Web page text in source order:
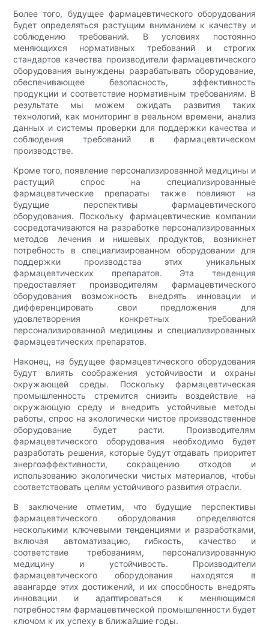
Более того, будущее фармацевтического оборудования
будет определяться растущим вниманием к качеству и
соблюдению требований. В условиях постоянно
меняющихся нормативных требований и строгих
стандартов качества производители фармацевтического
оборудования вынуждены разрабатывать оборудование,
обеспечивающее безопасность, эффективность
продукции и соответствие нормативным требованиям. В
результате мы можем ожидать развития таких
технологий, как мониторинг в реальном времени, анализ
данных и системы проверки для поддержки качества и
соблюдения требований в фармацевтическом
производстве.
Кроме того, появление персонализированной медицины и
растущий спрос на специализированные
фармацевтические препараты также повлияют на
будущие перспективы фармацевтического
оборудования. Поскольку фармацевтические компании
сосредотачиваются на разработке персонализированных
методов лечения и нишевых продуктов, возникнет
потребность в специализированном оборудовании для
поддержки производства этих уникальных
фармацевтических препаратов. Эта тенденция
предоставляет производителям фармацевтического
оборудования возможность внедрять инновации и
дифференцировать свои предложения для
удовлетворения конкретных требований
персонализированной медицины и специализированных
фармацевтических препаратов.
Наконец, на будущее фармацевтического оборудования
будут влиять соображения устойчивости и охраны
окружающей среды. Поскольку фармацевтическая
промышленность стремится снизить воздействие на
окружающую среду и внедрить устойчивые методы
работы, спрос на экологически чистое производственное
оборудование будет расти. Производителям
фармацевтического оборудования необходимо будет
разработать решения, которые будут отдавать приоритет
энергоэффективности, сокращению отходов и
использованию экологически чистых материалов, чтобы
соответствовать целям устойчивого развития отрасли.
В заключение отметим, что будущие перспективы
фармацевтического оборудования определяются
несколькими ключевыми тенденциями и разработками,
включая автоматизацию, гибкость, качество и
соответствие требованиям, персонализированную
медицину и устойчивость. Производители
фармацевтического оборудования находятся в
авангарде этих достижений, и их способность внедрять
инновации и адаптироваться к меняющимся
потребностям фармацевтической промышленности будет
ключом к их успеху в ближайшие годы.